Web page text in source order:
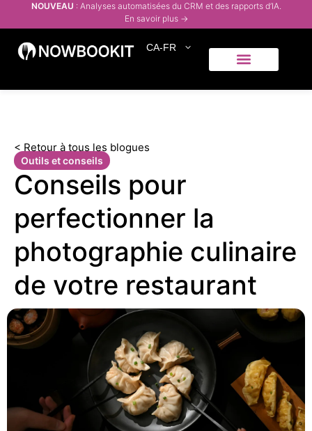
NOUVEAU : Analyses automatisées du CRM et des rapports d’IA.
En savoir plus →
CA-FR
< Retour à tous les blogues
Outils et conseils
Conseils pour
perfectionner la
photographie culinaire
de votre restaurant